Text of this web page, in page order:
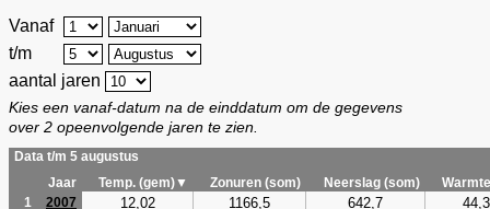
Vanaf
t/m
aantal jaren
Kies een vanaf-datum na de einddatum om de gegevens
over 2 opeenvolgende jaren te zien.
Data t/m 5 augustus
Jaar
Temp. (gem)▼ Zonuren (som) Neerslag (som)
1
2007 12,02 1166,5 642,7 44,3